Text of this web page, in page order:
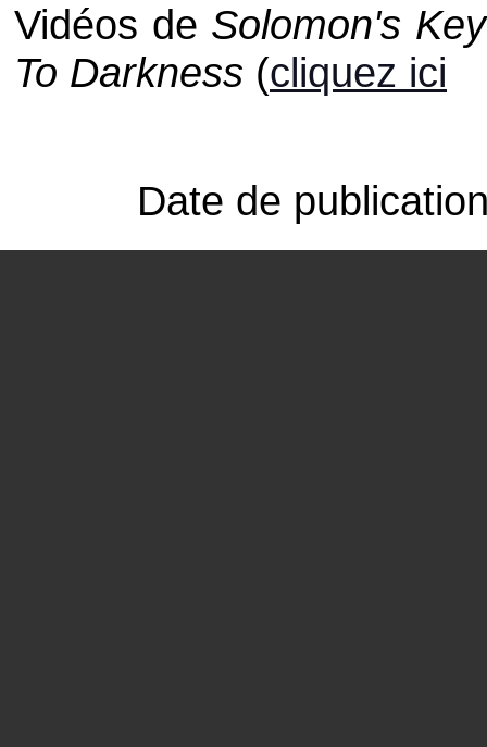
Vidéos de Solomon's Key
To Darkness (cliquez ici
Date de